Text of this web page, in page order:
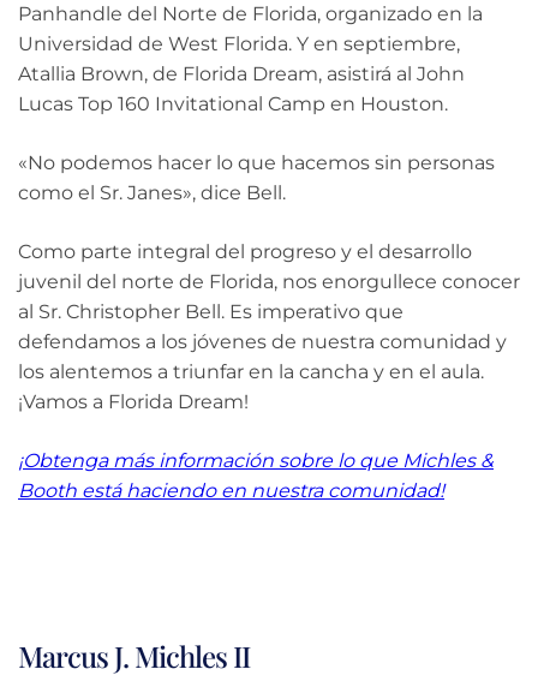
Panhandle del Norte de Florida, organizado en la
Universidad de West Florida. Y en septiembre,
Atallia Brown, de Florida Dream, asistirá al John
Lucas Top 160 Invitational Camp en Houston.
«No podemos hacer lo que hacemos sin personas
como el Sr. Janes», dice Bell.
Como parte integral del progreso y el desarrollo
juvenil del norte de Florida, nos enorgullece conocer
al Sr. Christopher Bell. Es imperativo que
defendamos a los jóvenes de nuestra comunidad y
los alentemos a triunfar en la cancha y en el aula.
¡Vamos a Florida Dream!
¡Obtenga más información sobre lo que Michles &
Booth está haciendo en nuestra comunidad!
Marcus J. Michles II